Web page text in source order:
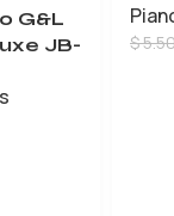
G&L
JB-
$